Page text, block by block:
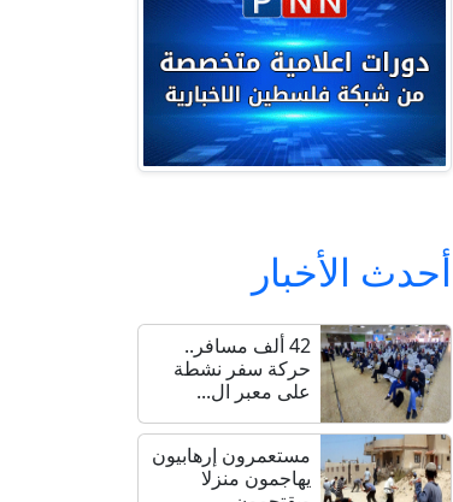
أحدث الأخبار
42 ألف مسافر..
حركة سفر نشطة
على معبر ال...
مستعمرون إرهابيون
يهاجمون منزلا